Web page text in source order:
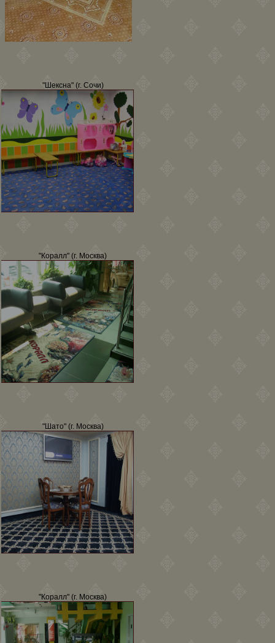
"Шексна" (г. Сочи)
"Коралл" (г. Москва)
"Шато" (г. Москва)
"Коралл" (г. Москва)